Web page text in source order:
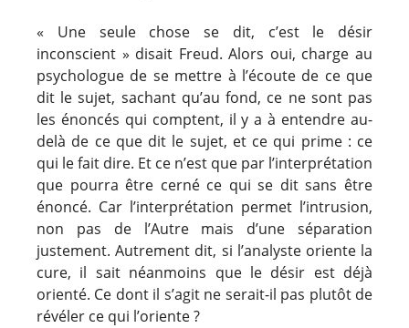
« Une seule chose se dit, c’est le désir
inconscient » disait Freud. Alors oui, charge au
psychologue de se mettre à l’écoute de ce que
dit le sujet, sachant qu’au fond, ce ne sont pas
les énoncés qui comptent, il y a à entendre au-
delà de ce que dit le sujet, et ce qui prime : ce
qui le fait dire. Et ce n’est que par l’interprétation
que pourra être cerné ce qui se dit sans être
énoncé. Car l’interprétation permet l’intrusion,
non pas de l’Autre mais d’une séparation
justement. Autrement dit, si l’analyste oriente la
cure, il sait néanmoins que le désir est déjà
orienté. Ce dont il s’agit ne serait-il pas plutôt de
révéler ce qui l’oriente ?